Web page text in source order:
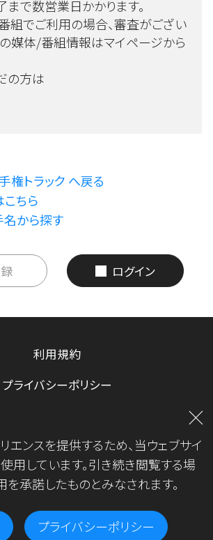
で数営業日かかります。
でご利用の場合、審査がござい
媒体/番組情報はマイページから
の方は
権トラック へ戻る
ちら
名から探す
ログイン
利用規約
プライバシーポリシー
運営会社
JKA.All Rights Reserved.
エンスを提供するため、当ウェブサイ
用しています。引き続き閲覧する場
を承諾したものとみなされます。
プライバシーポリシー